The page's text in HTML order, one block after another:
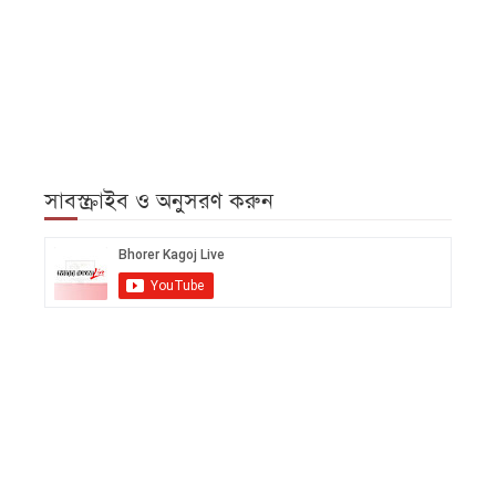
সাবস্ক্রাইব ও অনুসরণ করুন